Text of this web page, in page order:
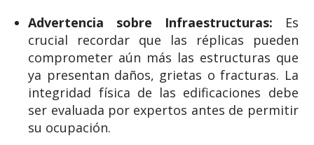
Advertencia sobre Infraestructuras: Es
crucial recordar que las réplicas pueden
comprometer aún más las estructuras que
ya presentan daños, grietas o fracturas. La
integridad física de las edificaciones debe
ser evaluada por expertos antes de permitir
su ocupación.